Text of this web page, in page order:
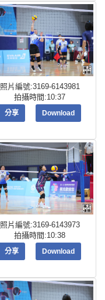
照片編號:3169-6143981
拍攝時間:10:37
分享 Download
照片編號:3169-6143973
拍攝時間:10:38
分享 Download